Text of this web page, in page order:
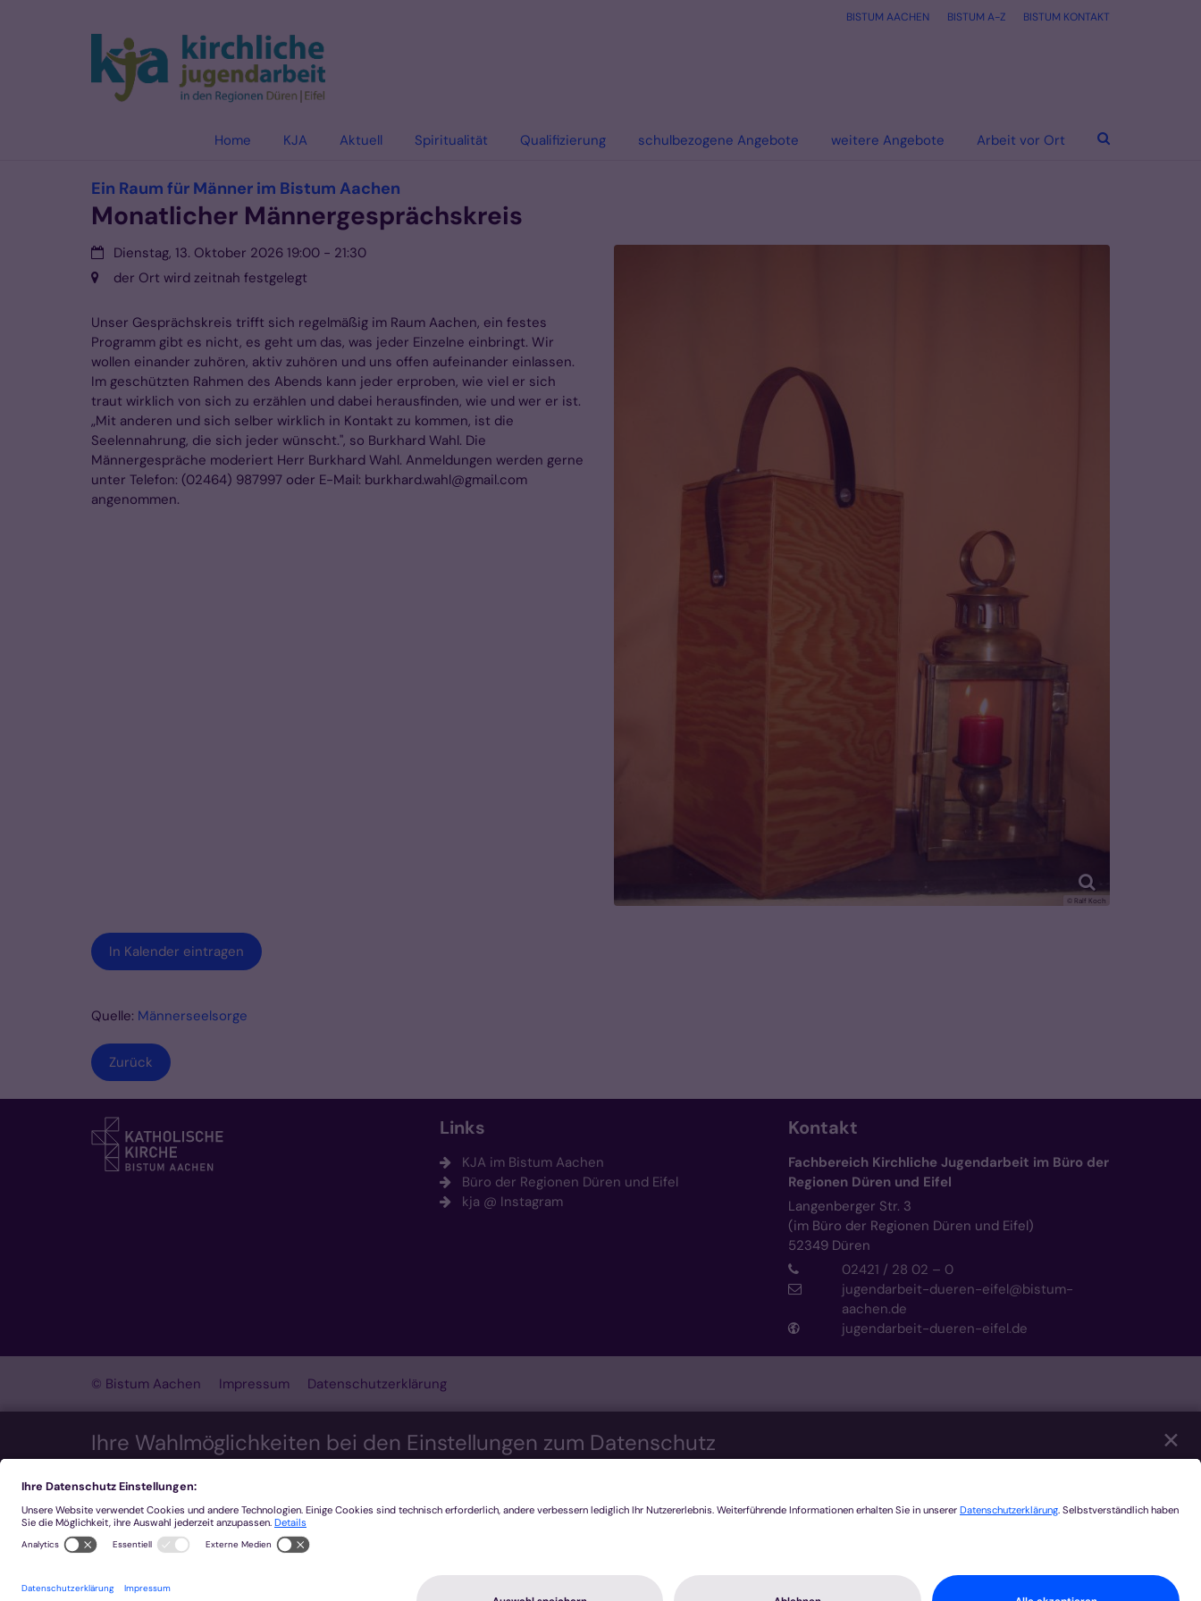
Ihre Wahlmöglichkeiten bei den Einstellungen zum Datenschutz
Zustimmung verwenden wir auch Cookies und andere Technologien, die zur Anzeige externer Inhalte (Videos über Youtube, Audios über Soundcloud, Karten
über MapTiler ...) oder zu anonymen Statistikzwecken genutzt werden. Sie können selbst entscheiden, welche Kategorien Sie zulassen möchten. Bitte beachten
Sie, dass auf Basis Ihrer Einstellungen womöglich nicht mehr alle Funktionalitäten der Seite zur Verfügung stehen. Weitere Informationen und die Möglichkeit zum
Widerruf Ihrer Einwillung finden Sie in unserer
Notwendig Statistiken Speichern Alle akzeptieren
✕
BISTUM AACHEN BISTUM A-Z BISTUM KONTAKT
Home KJA Aktuell Spiritualität Qualifizierung schulbezogene Angebote weitere Angebote Arbeit vor Ort
Ein Raum für Männer im Bistum Aachen
Monatlicher Männergesprächskreis
© Ralf Koch
Datum:Dienstag, 13. Oktober 2026 19:00 - 21:30
Ort: der Ort wird zeitnah festgelegt
Unser Gesprächskreis trifft sich regelmäßig im Raum Aachen, ein festes
Programm gibt es nicht, es geht um das, was jeder Einzelne einbringt. Wir
wollen einander zuhören, aktiv zuhören und uns offen aufeinander einlassen.
Im geschützten Rahmen des Abends kann jeder erproben, wie viel er sich
traut wirklich von sich zu erzählen und dabei herausfinden, wie und wer er ist.
„Mit anderen und sich selber wirklich in Kontakt zu kommen, ist die
Seelennahrung, die sich jeder wünscht.", so Burkhard Wahl. Die
Männergespräche moderiert Herr Burkhard Wahl. Anmeldungen werden gerne
unter Telefon: (02464) 987997 oder E-Mail: burkhard.wahl@gmail.com
angenommen.
In Kalender eintragen
Quelle: Männerseelsorge
Zurück
Links
KJA im Bistum Aachen
Büro der Regionen Düren und Eifel
kja @ Instagram
Kontakt
Fachbereich Kirchliche Jugendarbeit im Büro der
Regionen Düren und Eifel
Langenberger Str. 3
(im Büro der Regionen Düren und Eifel)
52349 Düren
02421 / 28 02 – 0
jugendarbeit-dueren-eifel@bistum-
aachen.de
jugendarbeit-dueren-eifel.de
© Bistum Aachen Impressum Datenschutzerklärung